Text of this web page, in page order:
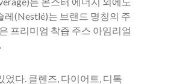
레(Nestlé)는 브랜드 명칭의 주
프리미엄 착즙 주스 아임리얼
다. 클렌즈, 다이어트, 디톡